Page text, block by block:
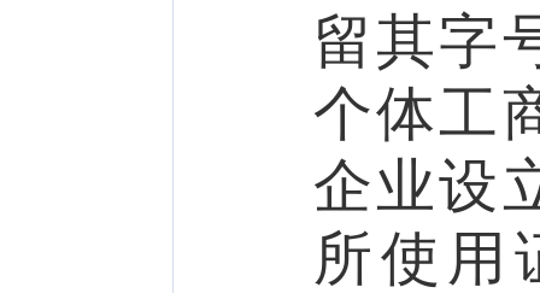
留其字
个体工
企业设
所使用